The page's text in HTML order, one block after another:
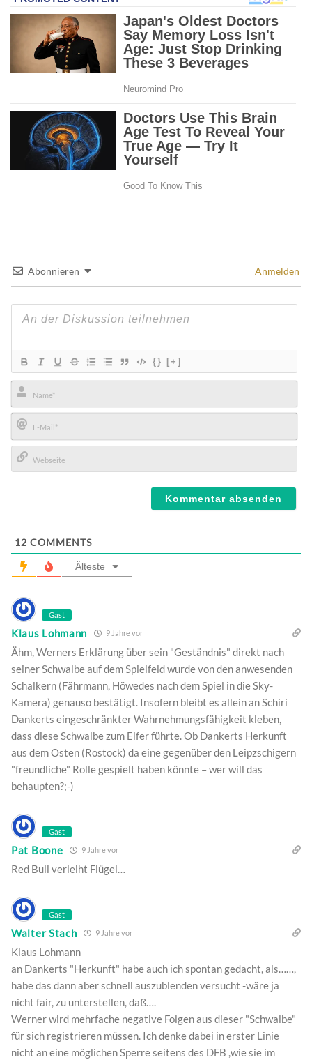
Abonnieren Anmelden
{} [+]
Name*
E-
Mail*
12 COMMENTS
Älteste
Gast
Klaus Lohmann 9 Jahre vor
Ähm, Werners Erklärung über sein "Geständnis" direkt nach
seiner Schwalbe auf dem Spielfeld wurde von den anwesenden
Schalkern (Fährmann, Höwedes nach dem Spiel in die Sky-
Kamera) genauso bestätigt. Insofern bleibt es allein an Schiri
Dankerts eingeschränkter Wahrnehmungsfähigkeit kleben,
dass diese Schwalbe zum Elfer führte. Ob Dankerts Herkunft
aus dem Osten (Rostock) da eine gegenüber den Leipzschigern
"freundliche" Rolle gespielt haben könnte – wer will das
behaupten?;-)
Gast
Pat Boone 9 Jahre vor
Red Bull verleiht Flügel…
Gast
Walter Stach 9 Jahre vor
Klaus Lohmann
an Dankerts "Herkunft" habe auch ich spontan gedacht, als……,
habe das dann aber schnell auszublenden versucht -wäre ja
nicht fair, zu unterstellen, daß….
Werner wird mehrfache negative Folgen aus dieser "Schwalbe"
für sich registrieren müssen. Ich denke dabei in erster Linie
nicht an eine möglichen Sperre seitens des DFB ,wie sie im